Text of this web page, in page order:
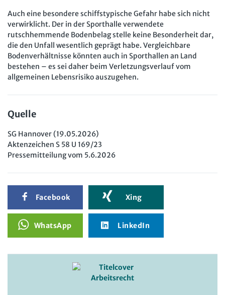
Auch eine besondere schiffstypische Gefahr habe sich nicht
verwirklicht. Der in der Sporthalle verwendete
rutschhemmende Bodenbelag stelle keine Besonderheit dar,
die den Unfall wesentlich geprägt habe. Vergleichbare
Bodenverhältnisse könnten auch in Sporthallen an Land
bestehen – es sei daher beim Verletzungsverlauf vom
allgemeinen Lebensrisiko auszugehen.
Quelle
SG Hannover (19.05.2026)
Aktenzeichen S 58 U 169/23
Pressemitteilung vom 5.6.2026
Facebook Xing
WhatsApp LinkedIn